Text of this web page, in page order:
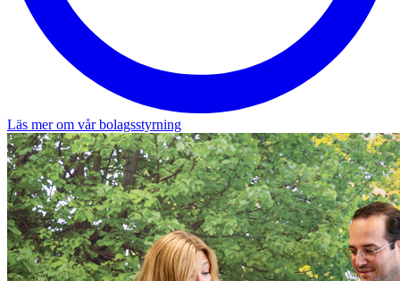
Läs mer om vår bolagsstyrning